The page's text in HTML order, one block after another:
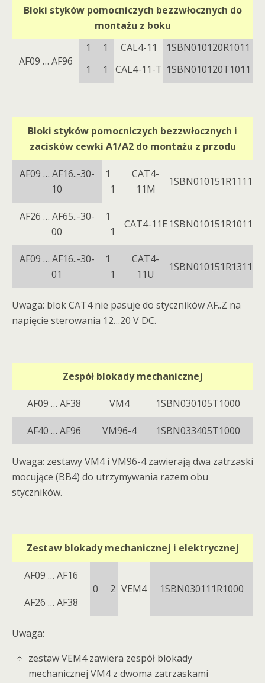
Bloki styków pomocniczych bezzwłocznych do
montażu z boku
AF09 … AF96
1 1 CAL4-11
1SBN010120R1011
1 1
CAL4-11-T 1SBN010120T1011
Bloki styków pomocniczych bezzwłocznych i
zacisków cewki A1/A2 do montażu z przodu
AF09 … AF16..-30-
10
1
1
CAT4-
11M
1SBN010151R1111
AF26 … AF65..-30-
00
1
1
CAT4-11E 1SBN010151R1011
AF09 … AF16..-30-
01
1
1
CAT4-
11U
1SBN010151R1311
Uwaga: blok CAT4 nie pasuje do styczników AF..Z na
napięcie sterowania 12…20 V DC.
Zespół blokady mechanicznej
AF09 … AF38 VM4 1SBN030105T1000
AF40 … AF96 VM96-4 1SBN033405T1000
Uwaga: zestawy VM4 i VM96-4 zawierają dwa zatrzaski
mocujące (BB4) do utrzymywania razem obu
styczników.
Zestaw blokady mechanicznej i elektrycznej
AF09 … AF16
0 2 VEM4
1SBN030111R1000
AF26 … AF38
Uwaga:
zestaw VEM4 zawiera zespół blokady
mechanicznej VM4 z dwoma zatrzaskami